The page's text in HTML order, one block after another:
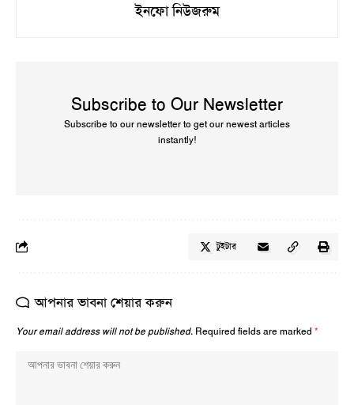
ইনফো নিউজরুম
Subscribe to Our Newsletter
Subscribe to our newsletter to get our newest articles
instantly!
টুইটার
আপনার ভাবনা শেয়ার করুন
Your email address will not be published. Required fields are marked *